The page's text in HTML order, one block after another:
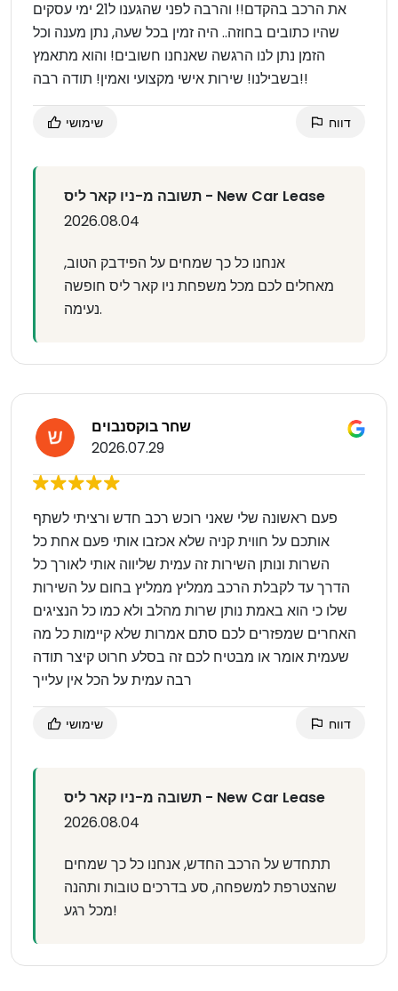
את הרכב בהקדם!! והרבה לפני שהגענו ל21 ימי עסקים
שהיו כתובים בחוזה.. היה זמין בכל שעה, נתן מענה וכל
הזמן נתן לנו הרגשה שאנחנו חשובים! והוא מתאמץ
בשבילנו! שירות אישי מקצועי ואמין! תודה רבה!!
שימושי דווח
תשובה מ-ניו קאר ליס - New Car Lease
2026.08.04
אנחנו כל כך שמחים על הפידבק הטוב,
מאחלים לכם מכל משפחת ניו קאר ליס חופשה
נעימה.
שחר בוקסנבוים
2026.07.29
פעם ראשונה שלי שאני רוכש רכב חדש ורציתי לשתף
אותכם על חווית קניה שלא אכזבו אותי פעם אחת כל
השרות ונותן השירות זה עמית שליווה אותי לאורך כל
הדרך עד לקבלת הרכב ממליץ ממליץ בחום על השירות
שלו כי הוא באמת נותן שרות מהלב ולא כמו כל הנציגים
האחרים שמפזרים לכם סתם אמרות שלא קיימות כל מה
שעמית אומר או מבטיח לכם זה בסלע חרוט קיצר תודה
רבה עמית על הכל אין עלייך
שימושי דווח
תשובה מ-ניו קאר ליס - New Car Lease
2026.08.04
תתחדש על הרכב החדש, אנחנו כל כך שמחים
שהצטרפת למשפחה, סע בדרכים טובות ותהנה
מכל רגע!